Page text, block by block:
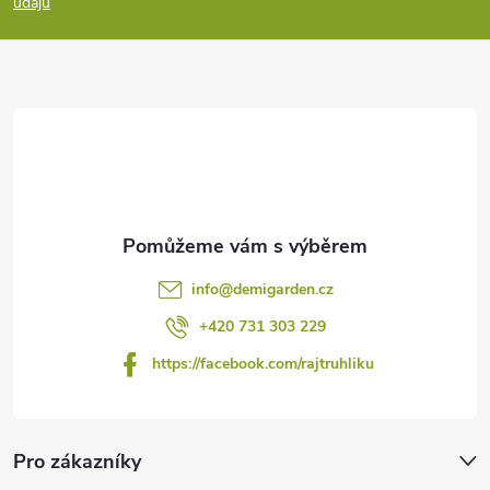
a
info@demigarden.cz
+420 731 303 229
https://facebook.com/rajtruhliku
Pro zákazníky